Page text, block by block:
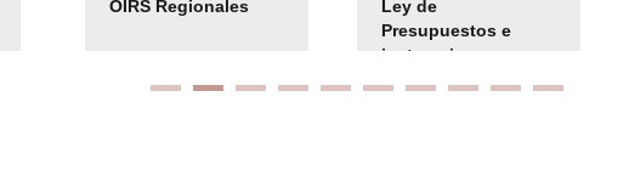
OIRS Regionales
Ley de
Presupuestos e
instrucciones